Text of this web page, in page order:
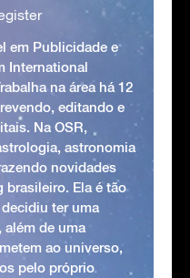
em Publicidade e
International
na área há 12
editando e
Na OSR,
astronomia
novidades
brasileiro. Ela é tão
ter uma
além de uma
ao universo,
pelo próprio